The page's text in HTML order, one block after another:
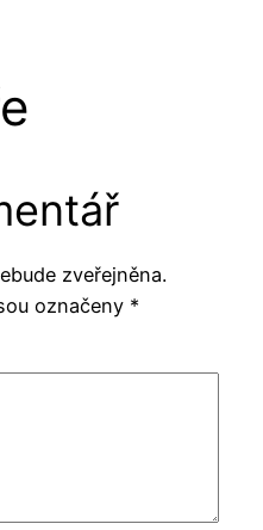
zveřejněna.
označeny *